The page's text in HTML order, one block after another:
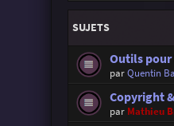
SUJETS
Outils pour
parQuentin
Copyright
par Mathieu